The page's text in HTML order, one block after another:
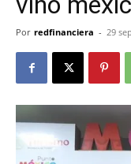
Por redfinanciera - 29